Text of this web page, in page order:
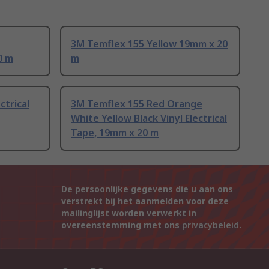
m
3M Temflex 155 Yellow 19mm x 20
m
3M Temflex 155 Red Orange
White Yellow Black Vinyl Electrical
Tape, 19mm x 20 m
De persoonlijke gegevens die u aan ons
verstrekt bij het aanmelden voor deze
mailinglijst worden verwerkt in
overeenstemming met ons privacybeleid.